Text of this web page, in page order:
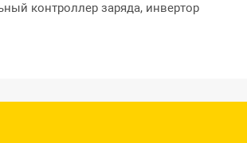
контроллер заряда, инвертор